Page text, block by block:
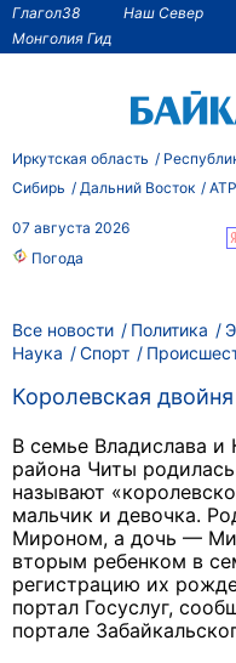
Глагол38 Наш Север
Монголия Гид
Иркутская область
Сибирь Дальний Восток АТР
07 августа 2026
Погода
Все новости Политика
Наука
Спорт
Королевская
В семье Владислава и
района Читы
называют
мальчик и девочка.
Мироном, а дочь —
вторым ребенком в
регистрацию их
портал Госуслуг,
портале